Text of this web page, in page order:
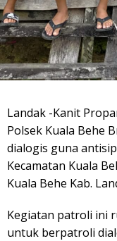
Landak -Kanit
Polsek Kuala Behe
dialogis guna
Kecamatan Kuala
Kuala Behe Kab.
Kegiatan patroli ini
untuk berpatroli